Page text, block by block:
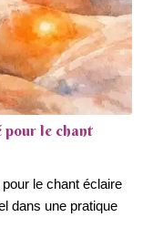
pour le chant
le chant éclaire
dans une pratique